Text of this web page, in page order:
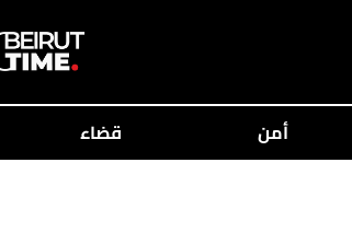
أمن قضاء